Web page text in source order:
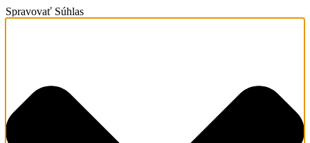
Spravovať Súhlas